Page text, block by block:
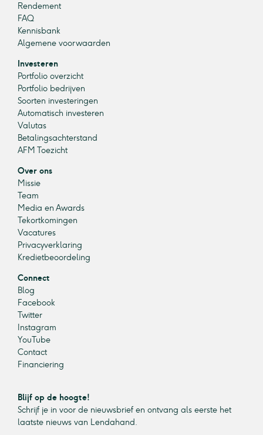
Rendement
FAQ
Kennisbank
Algemene voorwaarden
Investeren
Portfolio overzicht
Portfolio bedrijven
Soorten investeringen
Automatisch investeren
Valutas
Betalingsachterstand
AFM Toezicht
Over ons
Missie
Team
Media en Awards
Tekortkomingen
Vacatures
Privacyverklaring
Kredietbeoordeling
Connect
Blog
Facebook
Twitter
Instagram
YouTube
Contact
Financiering
Blijf op de hoogte!
Schrijf je in voor de nieuwsbrief en ontvang als eerste het
laatste nieuws van Lendahand.